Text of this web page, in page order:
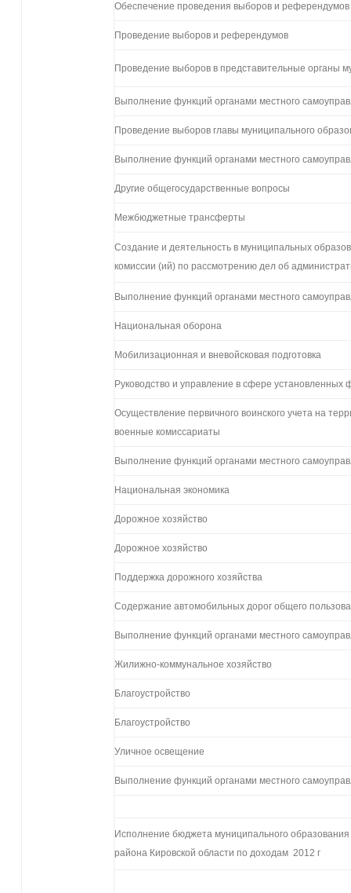
Обеспечение проведения выборов и референдумов
Проведение выборов и референдумов
Проведение выборов в представительные органы
Выполнение функций органами местного
Проведение выборов главы муниципального
Выполнение функций органами местного
Другие общегосударственные вопросы
Межбюджетные трансферты
Создание и деятельность в муниципальных
комиссии (ий) по рассмотрению дел об
Выполнение функций органами местного
Национальная оборона
Мобилизационная и вневойсковая подготовка
Руководство и управление в сфере установленных
Осуществление первичного воинского учета на
военные комиссариаты
Выполнение функций органами местного
Национальная экономика
Дорожное хозяйство
Дорожное хозяйство
Поддержка дорожного хозяйства
Содержание автомобильных дорог общего
Выполнение функций органами местного
Жилижно-коммунальное хозяйство
Благоустройство
Благоустройство
Уличное освещение
Выполнение функций органами местного
Исполнение бюджета муниципального
района Кировской области по доходам 2012 г